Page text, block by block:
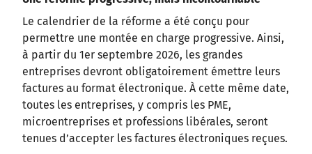
Le calendrier de la réforme a été conçu pour
permettre une montée en charge progressive. Ainsi,
à partir du 1er septembre 2026, les grandes
entreprises devront obligatoirement émettre leurs
factures au format électronique. À cette même date,
toutes les entreprises, y compris les PME,
microentreprises et professions libérales, seront
tenues d’accepter les factures électroniques reçues.